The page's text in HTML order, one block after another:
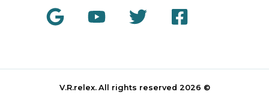
© 2026 V.R.relex.
All rights reserved